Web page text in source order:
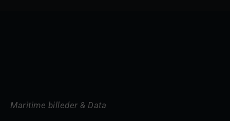
Maritime billeder & Data